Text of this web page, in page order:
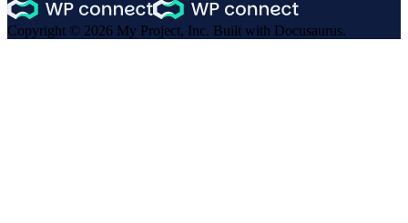
Copyright © 2026 My Project, Inc. Built with Docusaurus.